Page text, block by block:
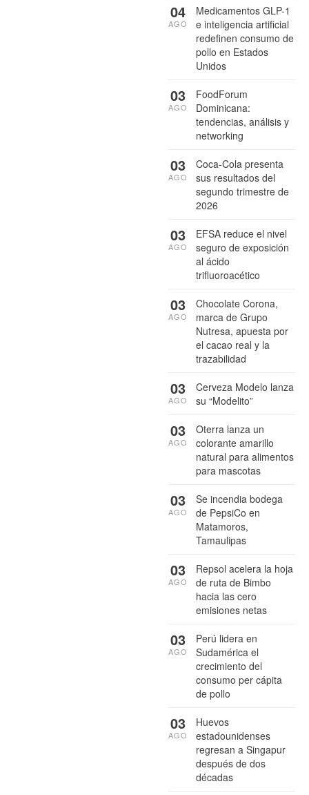
Medicamentos GLP-1
e inteligencia artificial
redefinen consumo de
pollo en Estados
Unidos
04
AGO
FoodForum
Dominicana:
tendencias, análisis y
networking
03
AGO
Coca-Cola presenta
sus resultados del
segundo trimestre de
2026
03
AGO
EFSA reduce el nivel
seguro de exposición
al ácido
trifluoroacético
03
AGO
Chocolate Corona,
marca de Grupo
Nutresa, apuesta por
el cacao real y la
trazabilidad
03
AGO
Cerveza Modelo lanza
su “Modelito”
03
AGO
Oterra lanza un
colorante amarillo
natural para alimentos
para mascotas
03
AGO
Se incendia bodega
de PepsiCo en
Matamoros,
Tamaulipas
03
AGO
Repsol acelera la hoja
de ruta de Bimbo
hacia las cero
emisiones netas
03
AGO
Perú lidera en
Sudamérica el
crecimiento del
consumo per cápita
de pollo
03
AGO
Huevos
estadounidenses
regresan a Singapur
después de dos
décadas
03
AGO